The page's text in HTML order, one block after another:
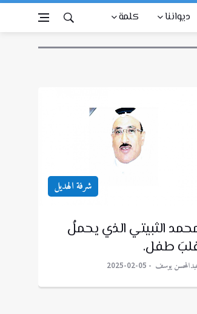
ديواننا كلمة
شرفة الهديل
الثبيتي الذي يحملُ
طفل.
يوسف 2025-02-05